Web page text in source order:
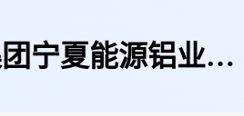
宁夏能源铝业有